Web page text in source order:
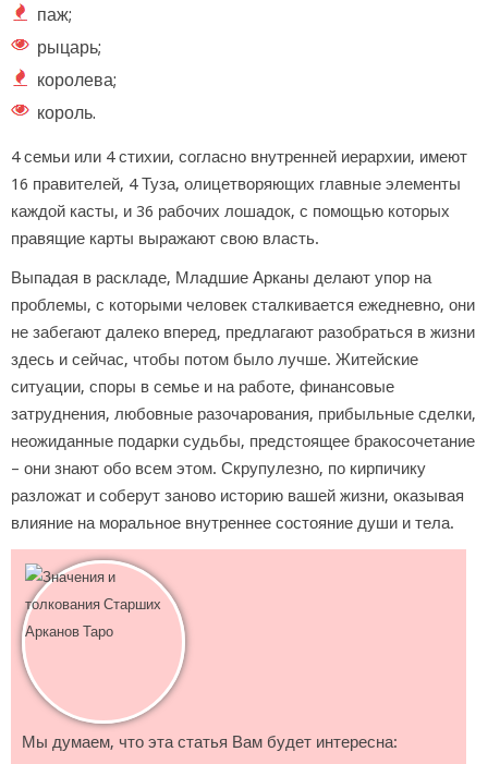
паж;
рыцарь;
королева;
король.
4 семьи или 4 стихии, согласно внутренней иерархии, имеют
16 правителей, 4 Туза, олицетворяющих главные элементы
каждой касты, и 36 рабочих лошадок, с помощью которых
правящие карты выражают свою власть.
Выпадая в раскладе, Младшие Арканы делают упор на
проблемы, с которыми человек сталкивается ежедневно, они
не забегают далеко вперед, предлагают разобраться в жизни
здесь и сейчас, чтобы потом было лучше. Житейские
ситуации, споры в семье и на работе, финансовые
затруднения, любовные разочарования, прибыльные сделки,
неожиданные подарки судьбы, предстоящее бракосочетание
– они знают обо всем этом. Скрупулезно, по кирпичику
разложат и соберут заново историю вашей жизни, оказывая
влияние на моральное внутреннее состояние души и тела.
Мы думаем, что эта статья Вам будет интересна: